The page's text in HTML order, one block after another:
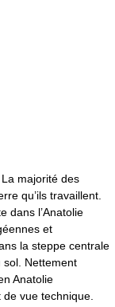
majorité des
qu’ils travaillent.
dans l’Anatolie
et
la steppe centrale
sol. Nettement
Anatolie
vue technique.